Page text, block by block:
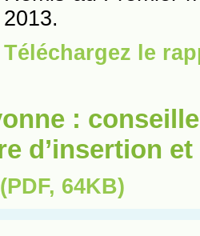
:
d’insertion
64KB)